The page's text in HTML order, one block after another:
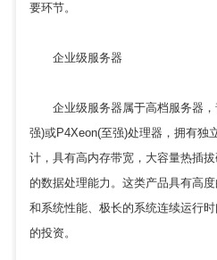
要环节。
企业级服务器
企业级服务器属于高档服务器，
强)或P4Xeon(至强)处理器，拥有独
计，具有高内存带宽，大容量热插
的数据处理能力。这类产品具有高
和系统性能、极长的系统连续运行
的投资。